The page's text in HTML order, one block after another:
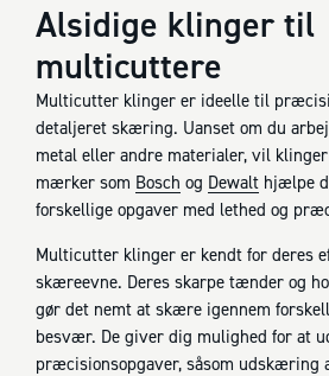
Alsidige klinger til
multicuttere
Multicutter klinger er ideelle til
detaljeret skæring. Uanset om du
metal eller andre materialer, vil
mærker som Bosch og Dewalt hjælpe
forskellige opgaver med lethed og
Multicutter klinger er kendt for deres
skæreevne. Deres skarpe tænder og
gør det nemt at skære igennem
besvær. De giver dig mulighed for at
præcisionsopgaver, såsom udskæring